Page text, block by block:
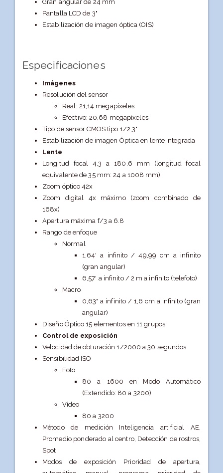
Gran angular de 24 mm
Pantalla LCD de 3"
Estabilización de imagen óptica (OIS)
Especificaciones
Imágenes
Resolución del sensor
Real: 21,14 megapíxeles
Efectivo: 20,68 megapíxeles
Tipo de sensor CMOS tipo 1/2,3"
Estabilización de imagen Óptica en lente integrada
Lente
Longitud focal 4,3 a 180,6 mm (longitud focal
equivalente de 35 mm: 24 a 1008 mm)
Zoom óptico 42x
Zoom digital 4x máximo (zoom combinado de
168x)
Apertura máxima f/3 a 6.8
Rango de enfoque
Normal
1,64' a infinito / 49,99 cm a infinito
(gran angular)
6,57' a infinito / 2 m a infinito (telefoto)
Macro
0,63" a infinito / 1,6 cm a infinito (gran
angular)
Diseño Óptico 15 elementos en 11 grupos
Control de exposición
Velocidad de obturación 1/2000 a 30 segundos
Sensibilidad ISO
Foto
80 a 1600 en Modo Automático
(Extendido: 80 a 3200)
Vídeo
80 a 3200
Método de medición Inteligencia artificial AE,
Promedio ponderado al centro, Detección de rostros,
Spot
Modos de exposición Prioridad de apertura,